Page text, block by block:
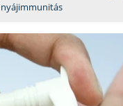
nyájimmunitás